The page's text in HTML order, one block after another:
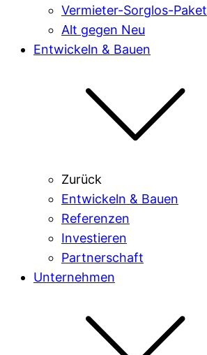
Vermieter-Sorglos-Paket
Alt gegen Neu
Entwickeln & Bauen
Zurück
Entwickeln & Bauen
Referenzen
Investieren
Partnerschaft
Unternehmen